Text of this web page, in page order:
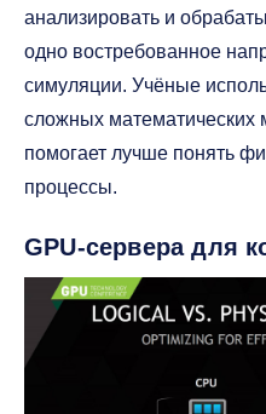
анализировать и
одно востребованное
симуляции. Учёные
сложных математических
помогает лучше понять
процессы.
GPU-сервера для